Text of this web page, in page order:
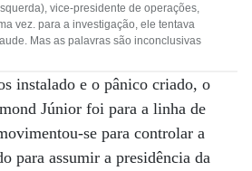
vice-presidente de operações,
vez. para a investigação, ele tentava
Mas as palavras são inconclusivas
instalado e o pânico criado, o
Júnior foi para a linha de
se para controlar a
para assumir a presidência da